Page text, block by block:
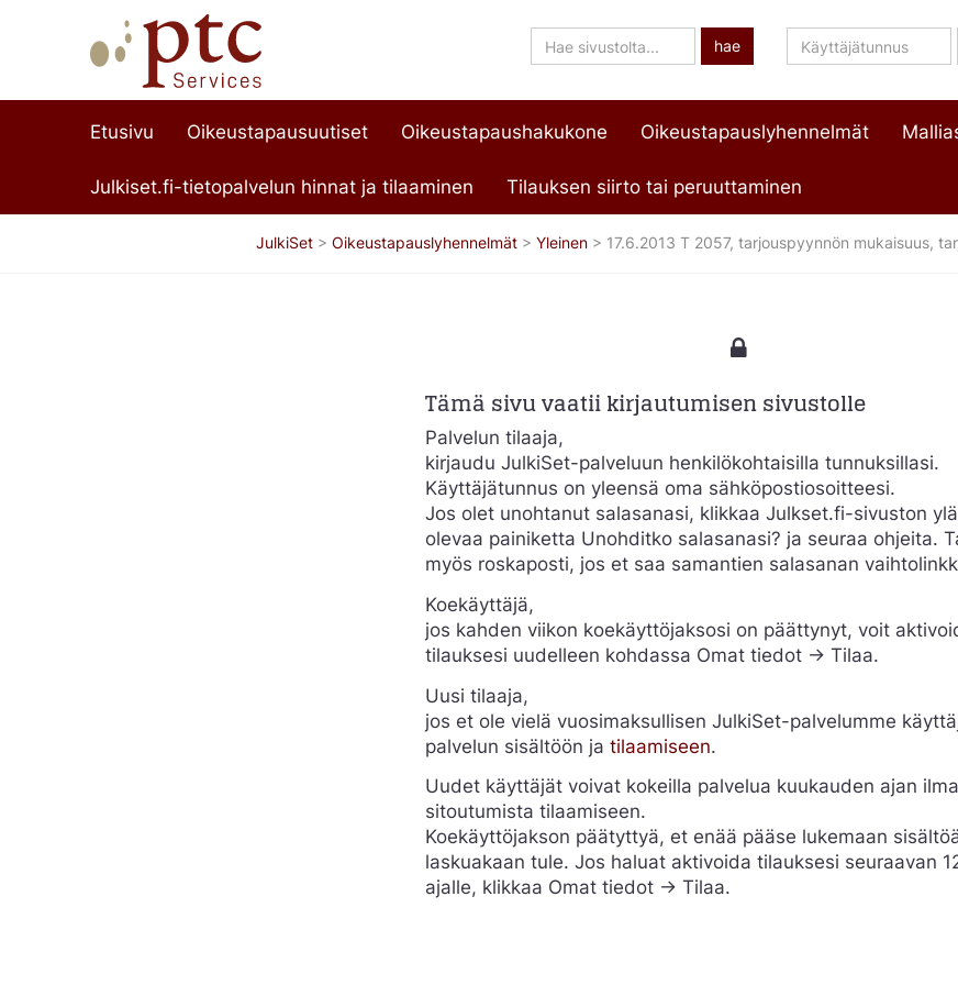
Hae
sivustolta
hae Käyttäjätunnus
Etusivu Oikeustapausuutiset Oikeustapaushakukone Oikeustapauslyhennelmät
Julkiset.fi-tietopalvelun hinnat ja tilaaminen Tilauksen siirto tai peruuttaminen
JulkiSet> Oikeustapauslyhennelmät> Yleinen> 17.6.2013 T 2057, tarjouspyynnön mukaisuus,
Tämä sivu vaatii kirjautumisen sivustolle
Palvelun tilaaja,
kirjaudu JulkiSet-palveluun henkilökohtaisilla tunnuksillasi.
Käyttäjätunnus on yleensä oma sähköpostiosoitteesi.
Jos olet unohtanut salasanasi, klikkaa Julkset.fi-sivuston
olevaa painiketta Unohditko salasanasi? ja seuraa ohjeita.
myös roskaposti, jos et saa samantien salasanan
Koekäyttäjä,
jos kahden viikon koekäyttöjaksosi on päättynyt, voit
tilauksesi uudelleen kohdassa Omat tiedot -> Tilaa.
Uusi tilaaja,
jos et ole vielä vuosimaksullisen JulkiSet-palvelumme
palvelun sisältöön ja tilaamiseen.
Uudet käyttäjät voivat kokeilla palvelua kuukauden ajan
sitoutumista tilaamiseen.
Koekäyttöjakson päätyttyä, et enää pääse lukemaan
laskuakaan tule. Jos haluat aktivoida tilauksesi seuraavan
ajalle, klikkaa Omat tiedot -> Tilaa.